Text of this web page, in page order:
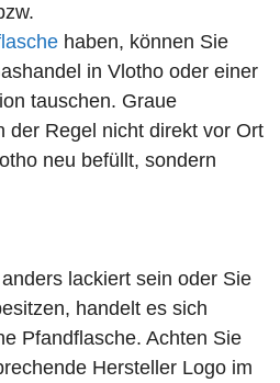
haben, können Sie
in Vlotho oder einer
tauschen. Graue
der Regel nicht direkt vor Ort
neu befüllt, sondern
lackiert sein oder Sie
handelt es sich
Pfandflasche. Achten Sie
Hersteller Logo im